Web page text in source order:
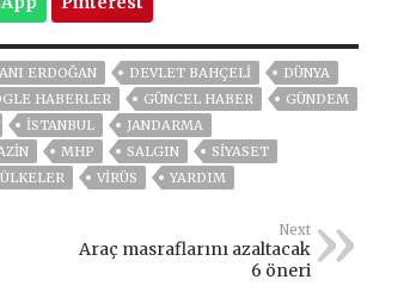
ERDOĞAN DEVLET BAHÇELİ
DÜNYA
HABERLER GÜNCEL HABER
GÜNDEM
ISTANBUL
JANDARMA
MHP SALGIN
SİYASET
ÜLKELER VIRÜS YARDIM
Next
Araç masraflarını azaltacak
6 öneri